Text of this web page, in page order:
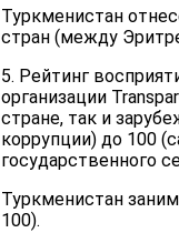
Туркменистан
стран (между
5. Рейтинг
организации
стране, так и
коррупции) до 100
государственного
Туркменистан
100).